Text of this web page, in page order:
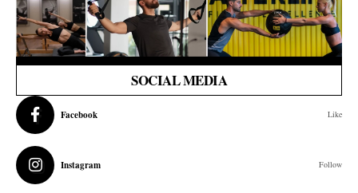
SOCIAL MEDIA
Facebook Like
Instagram Follow